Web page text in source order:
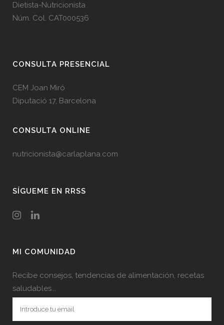
Dietista-Nutricionista
Núm. Col. CAT000536
CONSULTA PRESENCIAL
CEM Joan Miró
Diputació 17, Barcelona
CONSULTA ONLINE
nutricionista@carlaplana.com
SÍGUEME EN RRSS
MI COMUNIDAD
Recibe consejos, tendencias de alimentación, recetas
saludables...